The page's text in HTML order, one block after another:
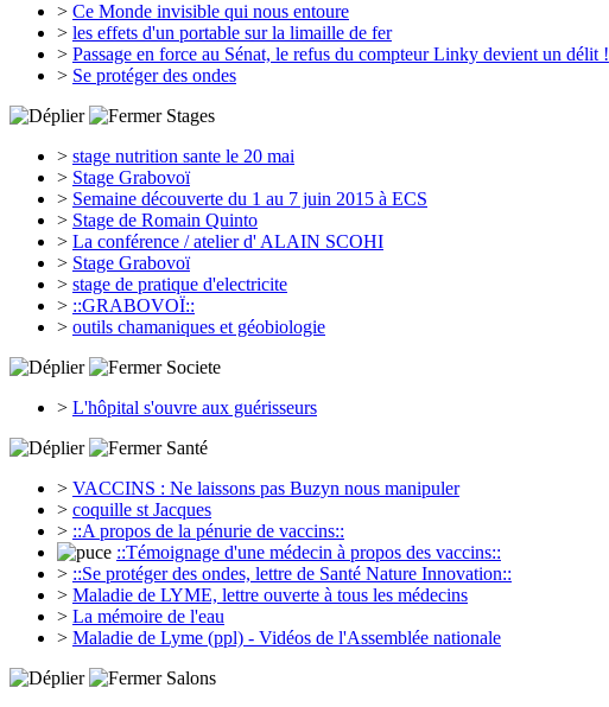
> Ce Monde invisible qui nous entoure
> les effets d'un portable sur la limaille de fer
> Passage en force au Sénat, le refus du compteur Linky devient un délit !
> Se protéger des ondes
Stages
> stage nutrition sante le 20 mai
> Stage Grabovoï
> Semaine découverte du 1 au 7 juin 2015 à ECS
> Stage de Romain Quinto
> La conférence / atelier d' ALAIN SCOHI
> Stage Grabovoï
> stage de pratique d'electricite
> ::GRABOVOÏ::
> outils chamaniques et géobiologie
Societe
> L'hôpital s'ouvre aux guérisseurs
Santé
> VACCINS : Ne laissons pas Buzyn nous manipuler
> coquille st Jacques
> ::A propos de la pénurie de vaccins::
::Témoignage d'une médecin à propos des vaccins::
> ::Se protéger des ondes, lettre de Santé Nature Innovation::
> Maladie de LYME, lettre ouverte à tous les médecins
> La mémoire de l'eau
> Maladie de Lyme (ppl) - Vidéos de l'Assemblée nationale
Salons